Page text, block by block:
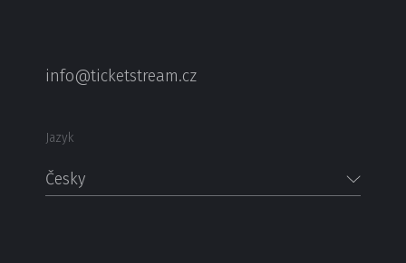
info@ticketstream.cz
Jazyk
Česky